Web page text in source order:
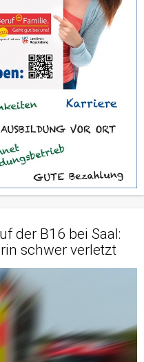
der B16 bei Saal:
schwer verletzt